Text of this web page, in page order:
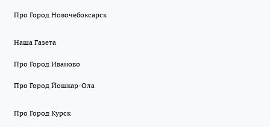
Про Город Новочебоксарск
Наша Газета
Про Город Иваново
Про Город Йошкар-Ола
Про Город Курск